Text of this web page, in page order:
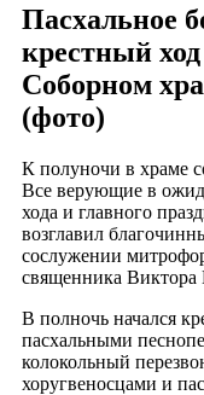
Пасхальное
крестный
Соборном
(фото)
К полуночи в храме
Все верующие в
хода и главного
возглавил
сослужении
священника Виктора
В полночь начался
пасхальными
колокольный
хоругвеносцами и